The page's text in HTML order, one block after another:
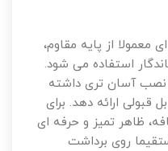
معمولا از پایه مقاوم،
استفاده می شود.
نصب آسان تری داشته
قبولی ارائه دهد. برای
ظاهر تمیز و حرفه ای
روی برداشت